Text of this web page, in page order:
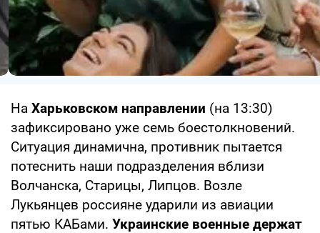
На Харьковском направлении (на 13:30)
зафиксировано уже семь боестолкновений.
Ситуация динамична, противник пытается
потеснить наши подразделения вблизи
Волчанска, Старицы, Липцов. Возле
Лукьянцев россияне ударили из авиации
пятью КАБами. Украинские военные держат